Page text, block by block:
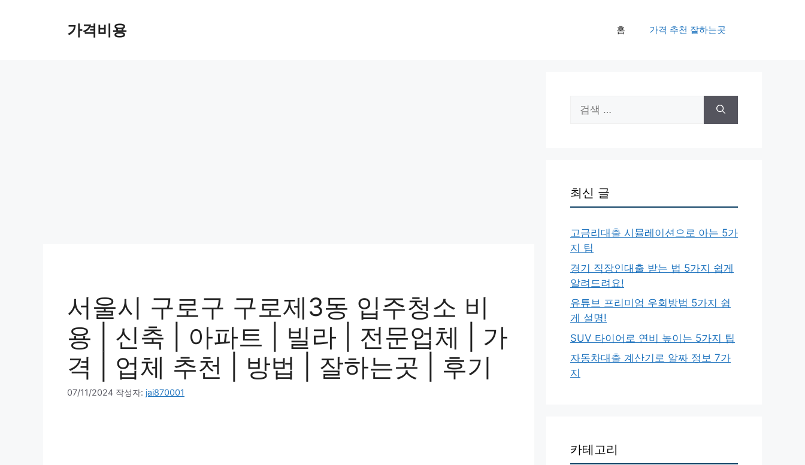
가격비용 홈 가격 추천 잘하는곳
서울시 구로구 구로제3동 입주청소 비
용 | 신축 | 아파트 | 빌라 | 전문업체 | 가
격 | 업체 추천 | 방법 | 잘하는곳 | 후기
07/11/2024 작성자: jai870001
색:
최신 글
고금리대출 시뮬레이션으로 아는 5가
지 팁
경기 직장인대출 받는 법 5가지 쉽게
알려드려요!
유튜브 프리미엄 우회방법 5가지 쉽
게 설명!
SUV 타이어로 연비 높이는 5가지 팁
자동차대출 계산기로 알짜 정보 7가
지
카테고리